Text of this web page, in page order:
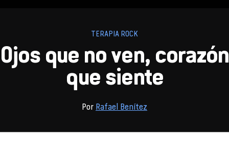
TERAPIA ROCK
Ojos que no ven, corazón
que siente
Por Rafael Benítez